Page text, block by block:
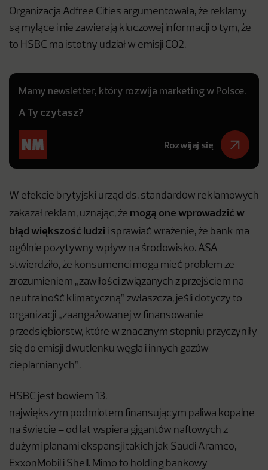
Organizacja Adfree Cities argumentowała, że reklamy
są mylące i nie zawierają kluczowej informacji o tym, że
to HSBC ma istotny udział w emisji CO2.
Mamy newsletter, który rozwija marketing w Polsce.
A Ty czytasz?
Rozwijaj się
W efekcie brytyjski urząd ds. standardów reklamowych
zakazał reklam, uznając, że mogą one wprowadzić w
błąd większość ludzi i sprawiać wrażenie, że bank ma
ogólnie pozytywny wpływ na środowisko. ASA
stwierdziło, że konsumenci mogą mieć problem ze
zrozumieniem „zawiłości związanych z przejściem na
neutralność klimatyczną” zwłaszcza, jeśli dotyczy to
organizacji „zaangażowanej w finansowanie
przedsiębiorstw, które w znacznym stopniu przyczyniły
się do emisji dwutlenku węgla i innych gazów
cieplarnianych”.
HSBC jest bowiem 13.
największym podmiotem finansującym paliwa kopalne
na świecie – od lat wspiera gigantów naftowych z
dużymi planami ekspansji takich jak Saudi Aramco,
ExxonMobil i Shell. Mimo to holding bankowy